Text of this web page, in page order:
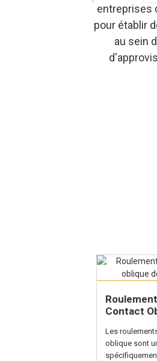
entreprises
pour établir
au sein
Contact
Les
oblique sont